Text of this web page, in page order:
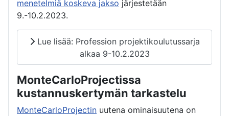
menetelmiä koskeva jakso järjestetään
9.-10.2.2023.
Lue lisää: Profession projektikoulutussarja
alkaa 9-10.2.2023
MonteCarloProjectissa
kustannuskertymän tarkastelu
MonteCarloProjectin uutena ominaisuutena on